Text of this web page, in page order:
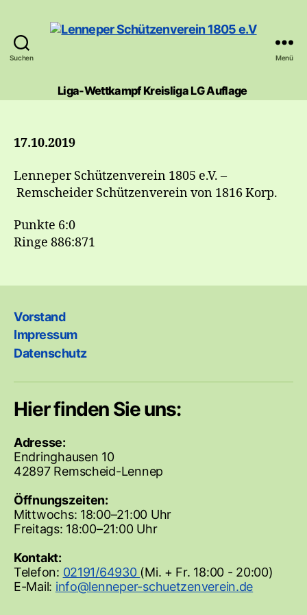
Suchen
Schützenverein
1805
Menü
Liga-Wettkampf Kreisliga LG Auflage ​
17.10.2019
Lenneper Schützenverein 1805 e.V. –
Remscheider Schützenverein von 1816 Korp.
Punkte 6:0
Ringe 886:871
Vorstand
Impressum
Datenschutz
Hier finden Sie uns:
Adresse:
Endringhausen 10
42897 Remscheid-Lennep
Öffnungszeiten:
Mittwochs: 18:00–21:00 Uhr
Freitags: 18:00–21:00 Uhr
Kontakt:
Telefon: 02191/64930 (Mi. + Fr. 18:00 - 20:00)
E-Mail: